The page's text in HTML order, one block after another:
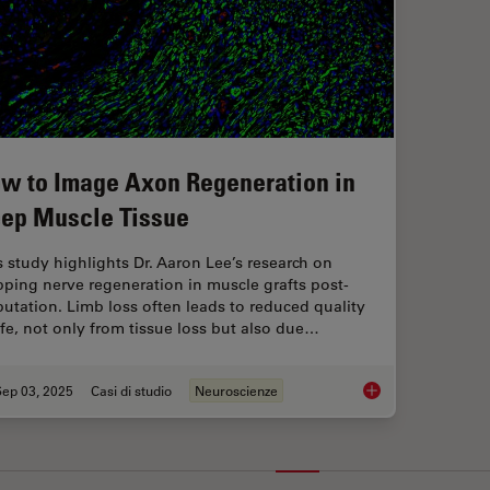
to Image Axon Regeneration in
Muscle Tissue
study highlights Dr. Aaron Lee’s research on
nerve regeneration in muscle grafts post-
Limb loss often leads to reduced quality
not only from tissue loss but also due…
03, 2025 Casi di studio Neuroscienze How to Image Axon